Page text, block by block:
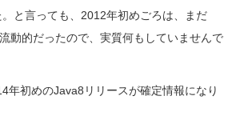
と言っても、2012年初めごろは、まだ
動的だったので、実質何もしていませんで
年初めのJava8リリースが確定情報になり